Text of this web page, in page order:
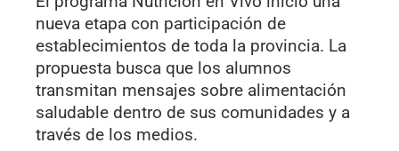
nueva etapa con participación de
establecimientos de toda la provincia. La
propuesta busca que los alumnos
transmitan mensajes sobre alimentación
saludable dentro de sus comunidades y a
través de los medios.